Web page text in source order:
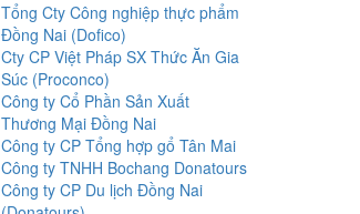
Tổng Cty Công nghiệp thực phẩm
Đồng Nai (Dofico)
Cty CP Việt Pháp SX Thức Ăn Gia
Súc (Proconco)
Công ty Cổ Phần Sản Xuất
Thương Mại Đồng Nai
Công ty CP Tổng hợp gổ Tân Mai
Công ty TNHH Bochang Donatours
Công ty CP Du lịch Đồng Nai